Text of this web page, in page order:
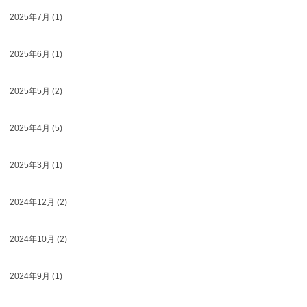
2025年7月 (1)
2025年6月 (1)
2025年5月 (2)
2025年4月 (5)
2025年3月 (1)
2024年12月 (2)
2024年10月 (2)
2024年9月 (1)